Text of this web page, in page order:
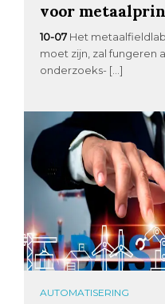
voor
10-07 Het
moet zijn, zal fungeren
onderzoeks- […]
AUTOMATISERING